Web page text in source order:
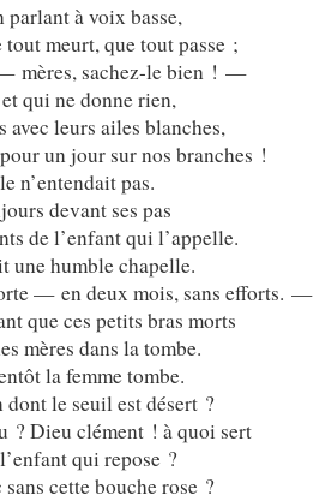
à voix basse,
meurt, que tout passe ;
mères, sachez-le bien ! —
qui ne donne rien,
leurs ailes blanches,
un jour sur nos branches !
n’entendait pas.
devant ses pas
de l’enfant qui l’appelle.
une humble chapelle.
— en deux mois, sans efforts. —
que ces petits bras morts
mères dans la tombe.
la femme tombe.
dont le seuil est désert ?
? Dieu clément ! à quoi sert
qui repose ?
cette bouche rose ?